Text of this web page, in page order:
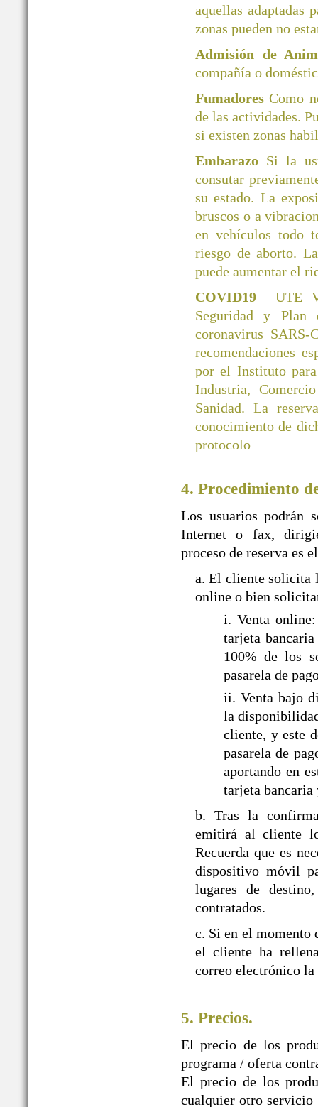
aquellas adaptadas
zonas pueden no
Admisión de
compañía o
FumadoresComo
de las actividades.
si existen zonas
Embarazo Si la
consutar
su estado. La
bruscos o a
en vehículos todo
riesgo de aborto.
puede aumentar el
COVID19 UTE
Seguridad y Plan
coronavirus
recomendaciones
por el Instituto
Industria,
Sanidad. La
conocimiento de
protocolo
4. Procedimiento
Los usuarios podrán
Internet o fax,
proceso de reserva es
a. El cliente solicita
online o bien
i. Venta
tarjeta
100% de los
pasarela de
ii. Venta bajo
la
cliente, y este
pasarela de
aportando en
tarjeta bancaria
b. Tras la
emitirá al cliente
Recuerda que es
dispositivo móvil
lugares de
contratados.
c. Si en el momento
el cliente ha
correo electrónico la
5. Precios.
El precio de los
programa / oferta
El precio de los
cualquier otro servicio